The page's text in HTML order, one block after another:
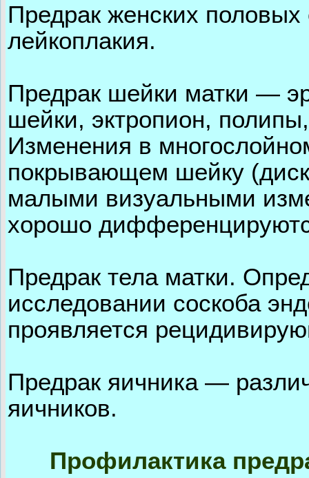
Предрак женских
лейкоплакия.
Предрак шейки матки —
шейки, эктропион,
Изменения в
покрывающем шейку
малыми визуальными
хорошо
Предрак тела матки.
исследовании соскоба
проявляется
Предрак яичника —
яичников.
Профилактика